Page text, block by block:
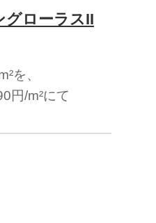
グローラスII
を、
円/m²にて